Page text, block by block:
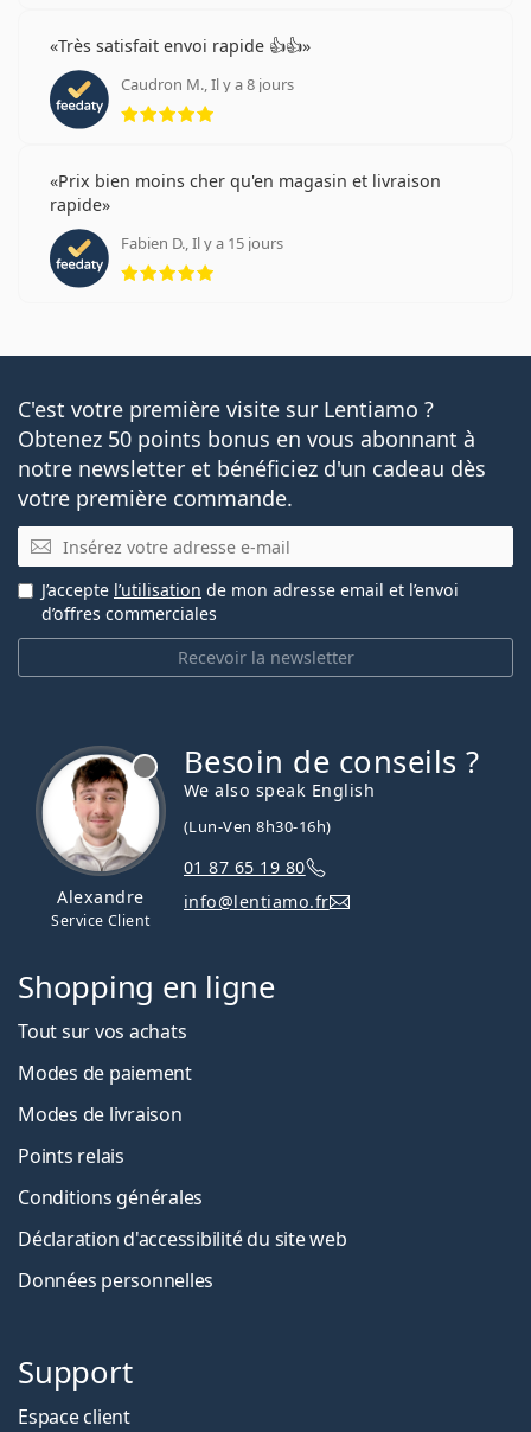
Très satisfait envoi rapide 👍👍
Caudron M., Il y a 8 jours
évaluation 5 sur 5
Prix bien moins cher qu'en magasin et livraison
rapide
Fabien D., Il y a 15 jours
évaluation 5 sur 5
C'est votre première visite sur Lentiamo ?
Obtenez 50 points bonus en vous abonnant à
notre newsletter et bénéficiez d'un cadeau dès
votre première commande.
E-mail
Recevoir la newsletter
J’accepte l’utilisation de mon adresse email et l’envoi
d’offres commerciales
Alexandre
Service Client
Besoin de conseils ?
We also speak English
(Lun-Ven 8h30-16h)
01 87 65 19 80
info@lentiamo.fr
Shopping en ligne
Tout sur vos achats
Modes de paiement
Modes de livraison
Points relais
Conditions générales
Déclaration d'accessibilité du site web
Données personnelles
Support
Espace client